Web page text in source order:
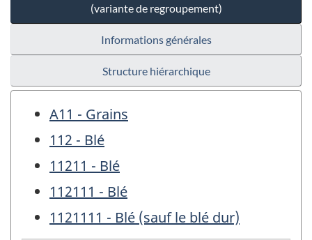
(variante de regroupement)
Informations générales
Structure hiérarchique
A11 - Grains
112 - Blé
11211 - Blé
112111 - Blé
1121111 - Blé (sauf le blé dur)